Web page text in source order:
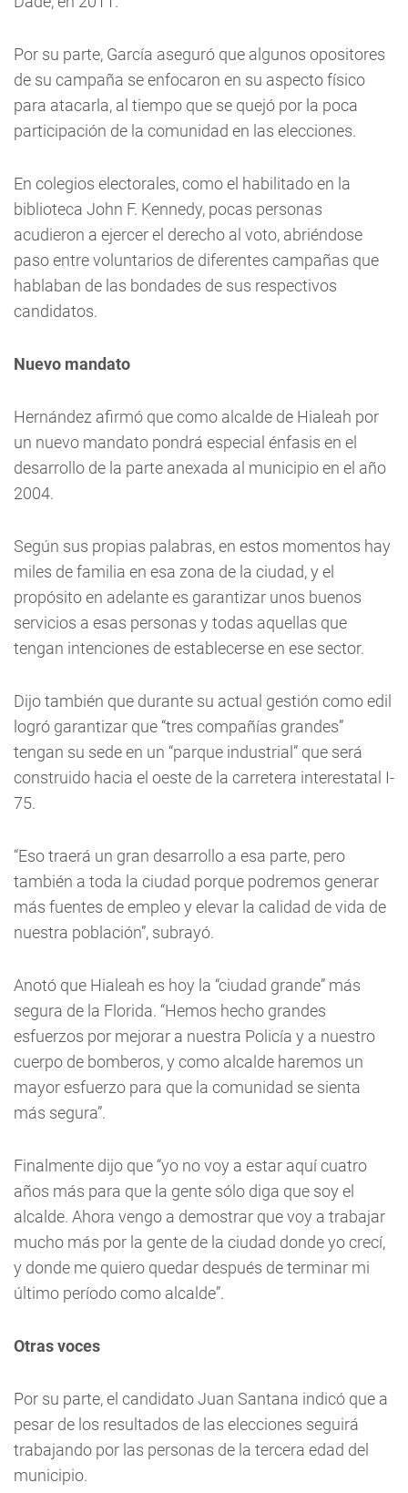
Por su parte, García aseguró que algunos opositores
de su campaña se enfocaron en su aspecto físico
para atacarla, al tiempo que se quejó por la poca
participación de la comunidad en las elecciones.
En colegios electorales, como el habilitado en la
biblioteca John F. Kennedy, pocas personas
acudieron a ejercer el derecho al voto, abriéndose
paso entre voluntarios de diferentes campañas que
hablaban de las bondades de sus respectivos
candidatos.
Nuevo mandato
Hernández afirmó que como alcalde de Hialeah por
un nuevo mandato pondrá especial énfasis en el
desarrollo de la parte anexada al municipio en el año
2004.
Según sus propias palabras, en estos momentos hay
miles de familia en esa zona de la ciudad, y el
propósito en adelante es garantizar unos buenos
servicios a esas personas y todas aquellas que
tengan intenciones de establecerse en ese sector.
Dijo también que durante su actual gestión como edil
logró garantizar que “tres compañías grandes”
tengan su sede en un “parque industrial” que será
construido hacia el oeste de la carretera interestatal I-
75.
“Eso traerá un gran desarrollo a esa parte, pero
también a toda la ciudad porque podremos generar
más fuentes de empleo y elevar la calidad de vida de
nuestra población”, subrayó.
Anotó que Hialeah es hoy la “ciudad grande” más
segura de la Florida. “Hemos hecho grandes
esfuerzos por mejorar a nuestra Policía y a nuestro
cuerpo de bomberos, y como alcalde haremos un
mayor esfuerzo para que la comunidad se sienta
más segura”.
Finalmente dijo que “yo no voy a estar aquí cuatro
años más para que la gente sólo diga que soy el
alcalde. Ahora vengo a demostrar que voy a trabajar
mucho más por la gente de la ciudad donde yo crecí,
y donde me quiero quedar después de terminar mi
último período como alcalde”.
Otras voces
Por su parte, el candidato Juan Santana indicó que a
pesar de los resultados de las elecciones seguirá
trabajando por las personas de la tercera edad del
municipio.